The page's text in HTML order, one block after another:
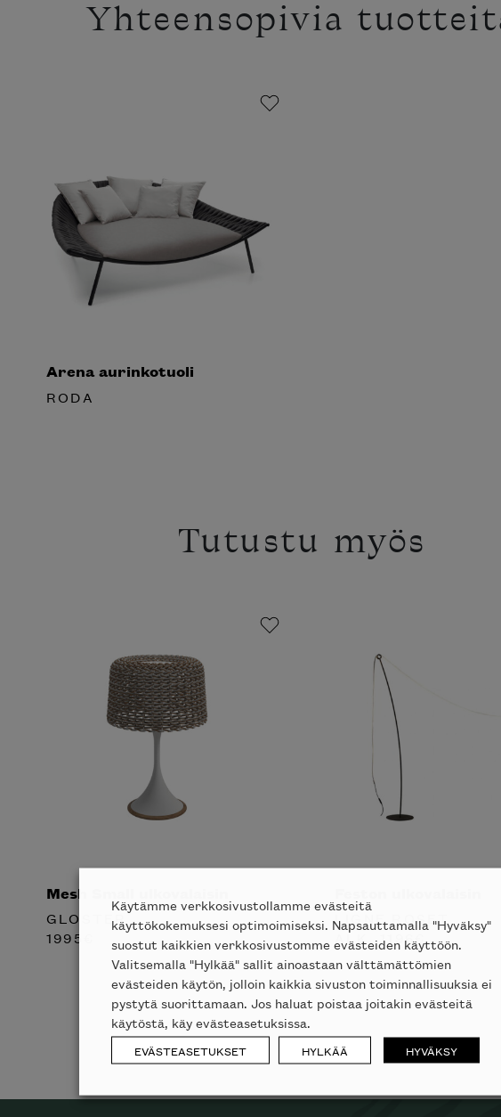
Yhteensopivia
Arena aurinkotuoli
RODA
Tutustu myös
Mesh Small ulkovalaisin
GLOSTER
1995
LIGNE ROSET
ALK. 1196€
Käytämme verkkosivustollamme evästeitä
käyttökokemuksesi optimoimiseksi. Napsauttamalla "Hyväksy"
suostut kaikkien verkkosivustomme evästeiden käyttöön.
Valitsemalla "Hylkää" sallit ainoastaan välttämättömien
evästeiden käytön, jolloin kaikkia sivuston toiminnallisuuksia ei
pystytä suorittamaan. Jos haluat poistaa joitakin evästeitä
käytöstä, käy evästeasetuksissa.
EVÄSTEASETUKSET HYLKÄÄ HYVÄKSY